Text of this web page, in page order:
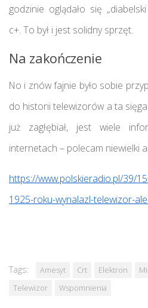
godzinie oglądało się
c+. To był i jest solidny sprzęt.
Na zakończenie
No i znów fajnie było sobie
do historii telewizorów a ta
już zagłębiał, jest wiele
internetach – polecam niewielki
https://www.polskieradio.pl/39/
1925-roku-wynalazl-telewizor-
Tags: Amesyt Crt Elektron
Telewizor
Wspomnienia